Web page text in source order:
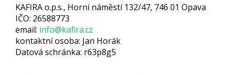
KAFIRA o.p.s., Horní náměstí 132/47, 746 01 Opava
IČO: 26588773
email: info@kafira.cz
kontaktní osoba: Jan Horák
Datová schránka: r63p8g5